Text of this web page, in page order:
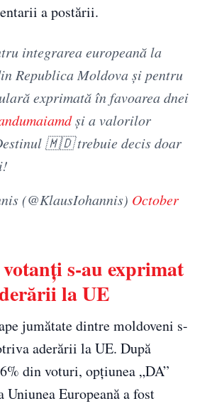
a postării.
integrarea europeană la
Republica Moldova și pentru
exprimată în favoarea dnei
şi a valorilor
🇲🇩 trebuie decis doar
(@KlausIohannis) October
s-au exprimat
la UE
jumătate dintre moldoveni s-
aderării la UE. După
din voturi, opțiunea „DA”
Uniunea Europeană a fost